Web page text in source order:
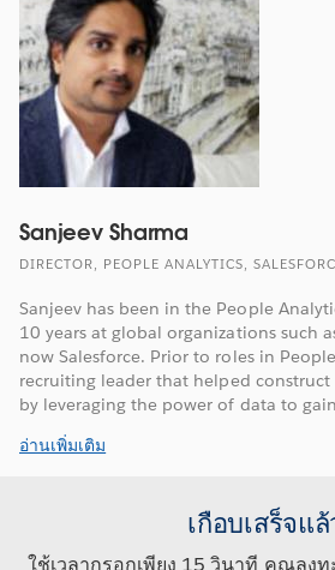
Sanjeev Sharma
DIRECTOR, PEOPLE ANALYTICS,
Sanjeev has been in the People
10 years at global organizations such
now Salesforce. Prior to roles in
recruiting leader that helped
by leveraging the power of data to
อ่านเพิ่มเติม
เกือบเสร็จแล้
ใช้เวลากรอกเพียง 15 วินาที คุณลงท